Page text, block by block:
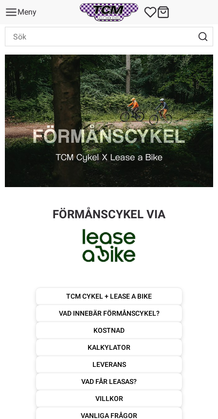
Meny
FÖRMÅNSCYKEL VIA
TCM CYKEL + LEASE A BIKE
VAD INNEBÄR FÖRMÅNSCYKEL?
KOSTNAD
KALKYLATOR
LEVERANS
VAD FÅR LEASAS?
VILLKOR
VANLIGA FRÅGOR